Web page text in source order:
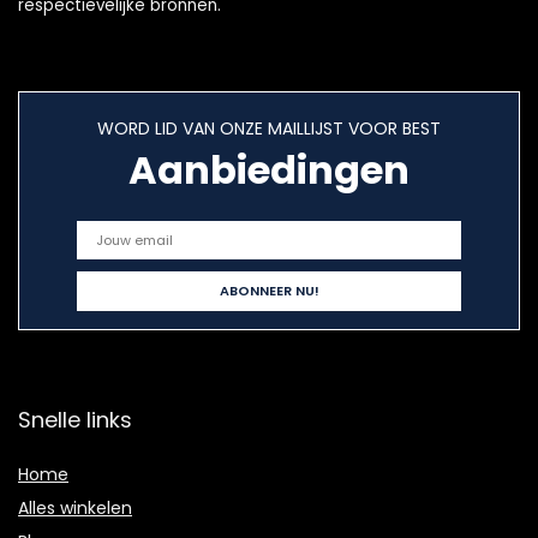
respectievelijke bronnen.
WORD LID VAN ONZE MAILLIJST VOOR BEST
Aanbiedingen
Snelle links
Home
Alles winkelen